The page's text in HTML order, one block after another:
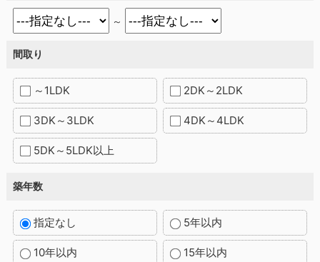
～
間取り
～1LDK 2DK～2LDK
3DK～3LDK 4DK～4LDK
5DK～5LDK以上
築年数
指定なし 5年以内
10年以内 15年以内